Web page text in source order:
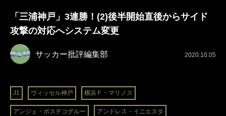
「三浦神戸」3連勝！(2)後半開始直後からサイド
攻撃の対応へシステム変更
サッカー批評編集部 2020.10.05
J1 ヴィッセル神戸 横浜Ｆ・マリノス
アンジェ・ポステコグルー アンドレス・イニエスタ